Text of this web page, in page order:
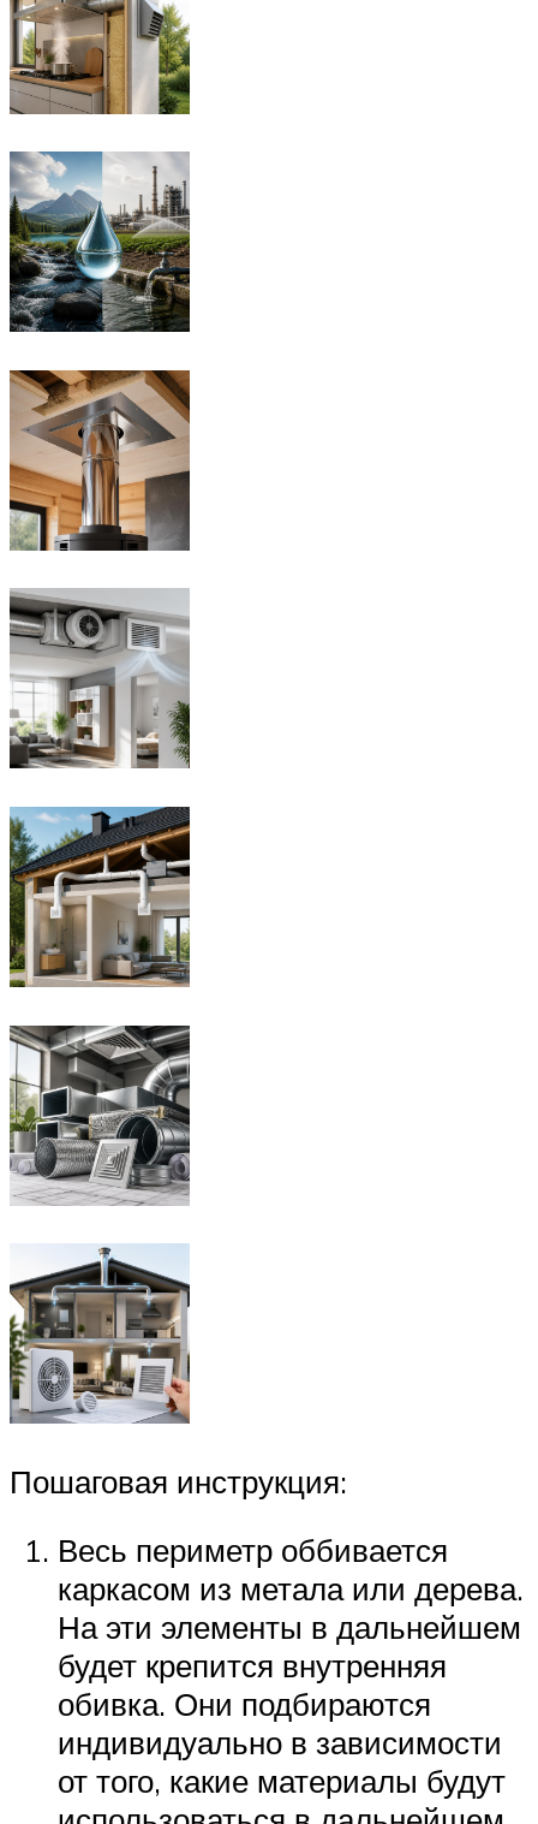
Пошаговая инструкция:
Весь периметр оббивается
каркасом из метала или дерева.
На эти элементы в дальнейшем
будет крепится внутренняя
обивка. Они подбираются
индивидуально в зависимости
от того, какие материалы будут